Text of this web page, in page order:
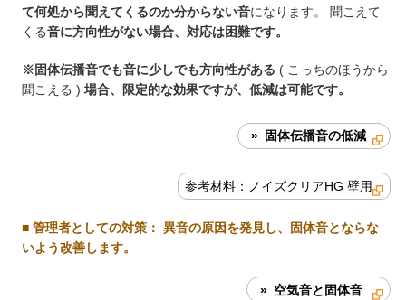
て何処から聞えてくるのか分からない音になります。 聞こえて
くる音に方向性がない場合、対応は困難です。
※固体伝播音でも音に少しでも方向性がある ( こっちのほうから
聞こえる ) 場合、限定的な効果ですが、低減は可能です。
» 固体伝播音の低減
参考材料：ノイズクリアHG 壁用
■ 管理者としての対策 ： 異音の原因を発見し、固体音とならな
いよう改善します。
» 空気音と固体音